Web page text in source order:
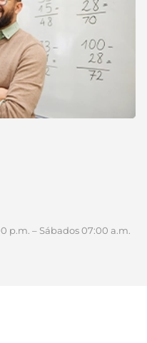
p.m. – Sábados 07:00 a.m.